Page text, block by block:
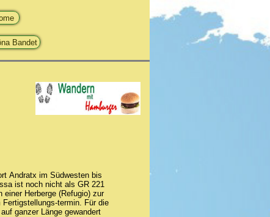
Andratx im Südwesten bis
ist noch nicht als GR 221
Herberge (Refugio) zur
termin. Für die
ganzer Länge gewandert